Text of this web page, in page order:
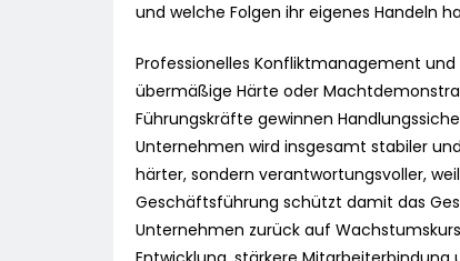
und welche Folgen ihr eigenes Handeln
Professionelles Konfliktmanagement
übermäßige Härte oder
Führungskräfte gewinnen
Unternehmen wird insgesamt stabiler
härter, sondern verantwortungsvoller,
Geschäftsführung schützt damit das
Unternehmen zurück auf